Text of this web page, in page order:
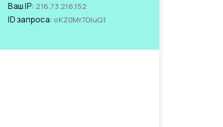
Ваш IP:216.73.216.152
ID запроса:oKZ0Mr7DIuQ1